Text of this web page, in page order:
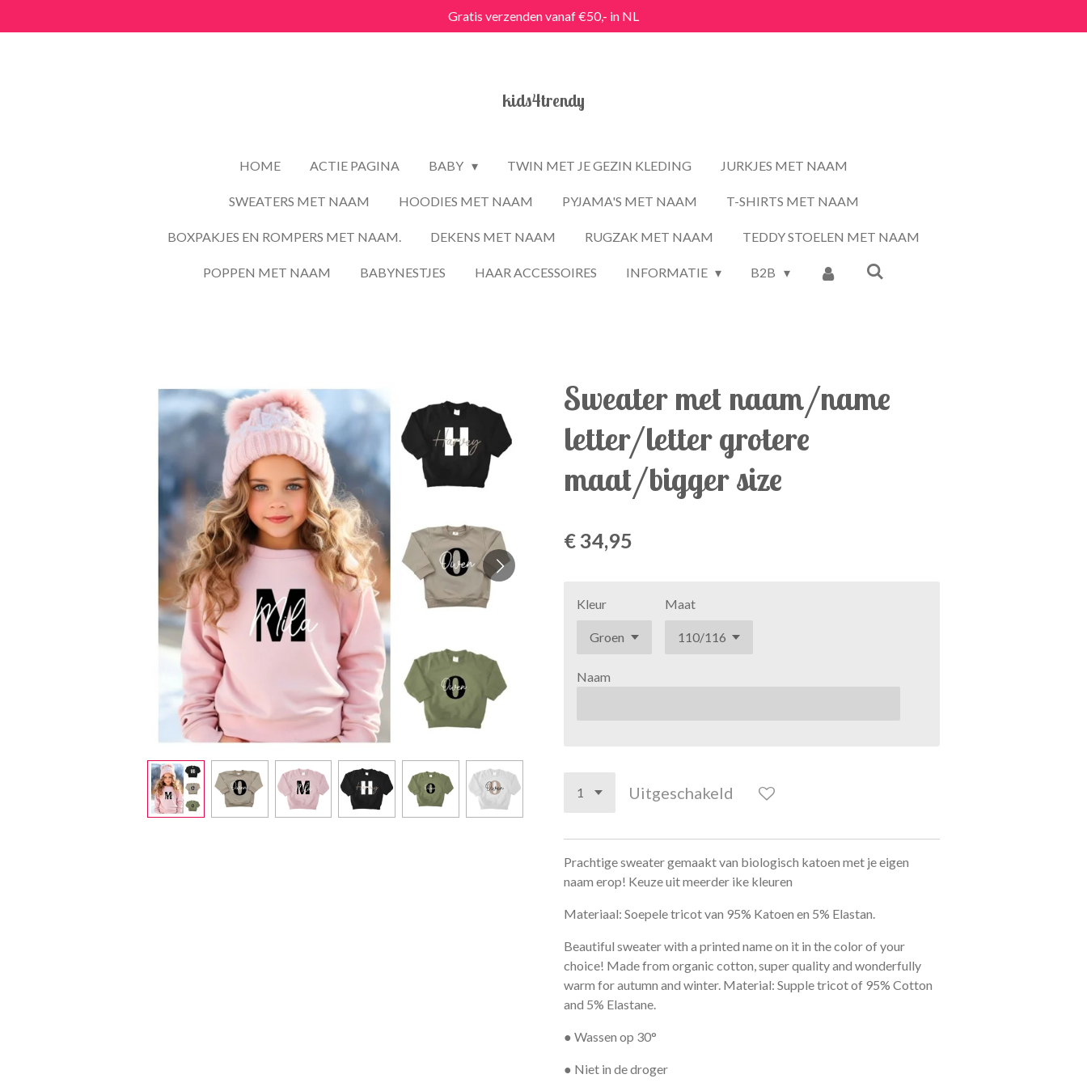
direct
Gratis verzenden vanaf €50,- in NL
kids4trendy
HOME ACTIE PAGINA BABY TWIN MET JE GEZIN KLEDING JURKJES MET NAAM
SWEATERS MET NAAM HOODIES MET NAAM PYJAMA'S MET NAAM T-SHIRTS MET NAAM
BOXPAKJES EN ROMPERS MET NAAM. DEKENS MET NAAM RUGZAK MET NAAM TEDDY STOELEN MET NAAM
POPPEN MET NAAM BABYNESTJES HAAR ACCESSOIRES INFORMATIE B2B
Sweater met naam/name
letter/letter grotere
maat/bigger size
€ 34,95
Kleur Maat
Naam
Uitgeschakeld
Prachtige sweater gemaakt van biologisch katoen met je eigen
naam erop! Keuze uit meerder ike kleuren
Materiaal: Soepele tricot van 95% Katoen en 5% Elastan.
Beautiful sweater with a printed name on it in the color of your
choice! Made from organic cotton, super quality and wonderfully
warm for autumn and winter. Material: Supple tricot of 95% Cotton
and 5% Elastane.
● Wassen op 30°
● Niet in de droger